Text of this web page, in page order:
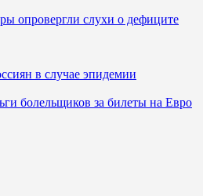
опровергли слухи о дефиците
в случае эпидемии
болельщиков за билеты на Евро